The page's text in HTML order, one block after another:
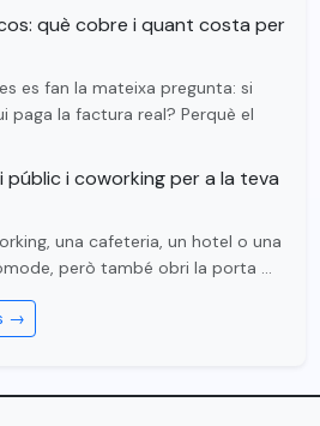
què cobre i quant costa per
es fan la mateixa pregunta: si
paga la factura real? Perquè el
públic i coworking per a la teva
una cafeteria, un hotel o una
però també obri la porta …
→